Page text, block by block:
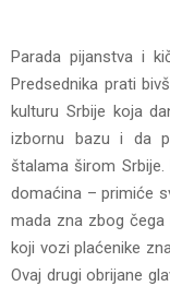
Parada pijanstva i
Predsednika prati
kulturu Srbije koja
izbornu bazu i da
štalama širom
domaćina – primiće
mada zna zbog čega
koji vozi plaćenike
Ovaj drugi obrijane